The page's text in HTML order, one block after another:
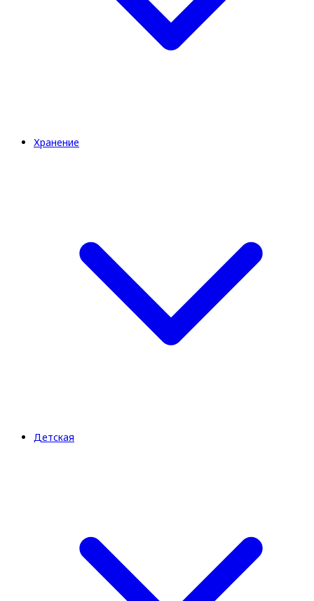
Хранение
Детская